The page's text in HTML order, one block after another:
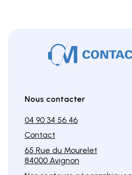
Nous contacter
04 90 34 56 46
Contact
65 Rue du Mourelet
84000 Avignon